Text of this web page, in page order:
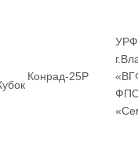
Конрад-25Р